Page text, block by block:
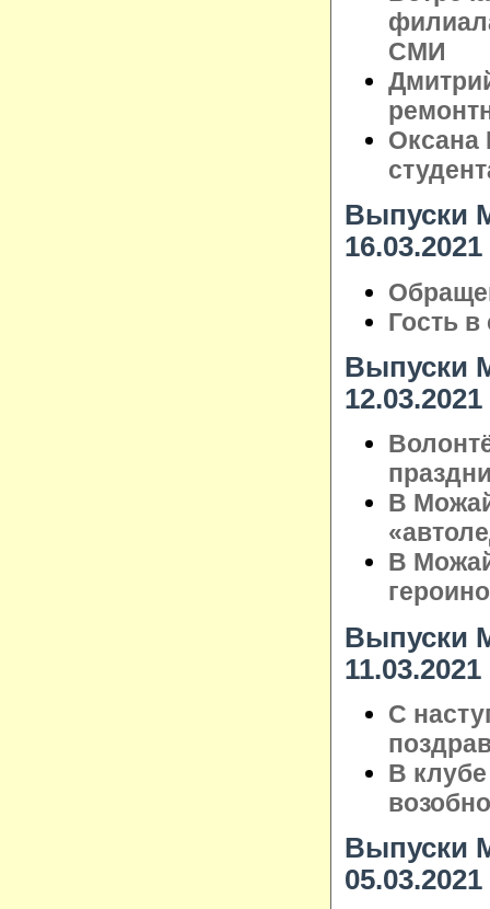
СМИ
Оксана
Выпуски
16.03.2021
Гость
Выпуски
12.03.2021
В
В
Выпуски
11.03.2021
С
В
Выпуски
05.03.2021